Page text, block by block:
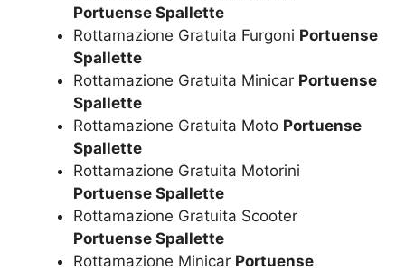
Portuense Spallette
Rottamazione Gratuita Furgoni Portuense
Spallette
Rottamazione Gratuita Minicar Portuense
Spallette
Rottamazione Gratuita Moto Portuense
Spallette
Rottamazione Gratuita Motorini
Portuense Spallette
Rottamazione Gratuita Scooter
Portuense Spallette
Rottamazione Minicar Portuense